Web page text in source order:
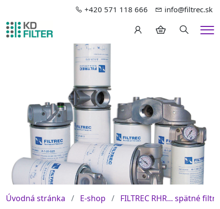
+420 571 118 666 info@filtrec.sk
Hledání
Úvodná stránka E-shop FILTREC RHR... spätné filtre